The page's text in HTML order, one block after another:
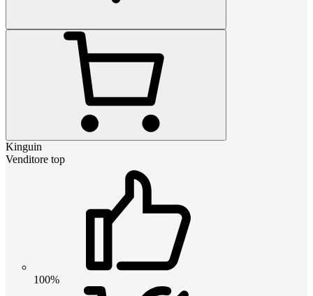
Kinguin
Venditore top
100%